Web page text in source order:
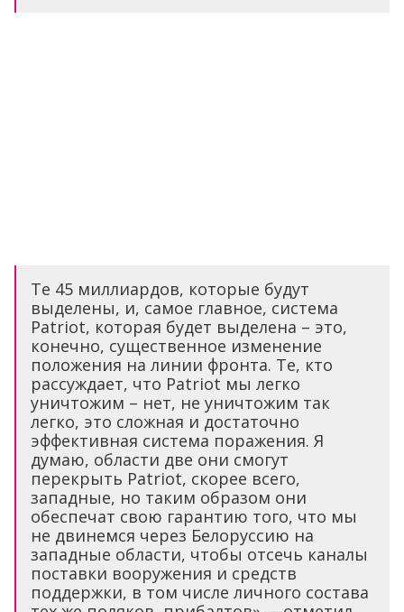
Те 45 миллиардов, которые будут
выделены, и, самое главное, система
Patriot, которая будет выделена – это,
конечно, существенное изменение
положения на линии фронта. Те, кто
рассуждает, что Patriot мы легко
уничтожим – нет, не уничтожим так
легко, это сложная и достаточно
эффективная система поражения. Я
думаю, области две они смогут
перекрыть Patriot, скорее всего,
западные, но таким образом они
обеспечат свою гарантию того, что мы
не двинемся через Белоруссию на
западные области, чтобы отсечь каналы
поставки вооружения и средств
поддержки, в том числе личного состава